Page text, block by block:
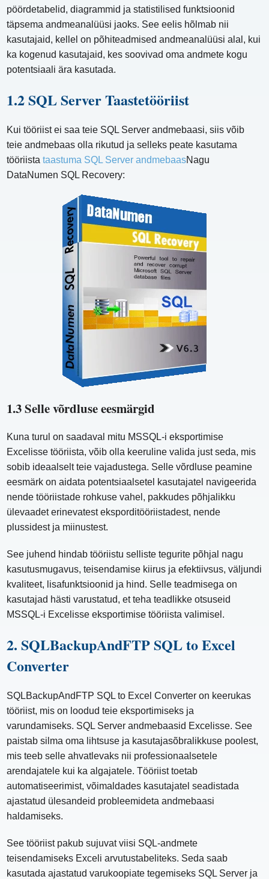
pöördetabelid, diagrammid ja statistilised funktsioonid
täpsema andmeanalüüsi jaoks. See eelis hõlmab nii
kasutajaid, kellel on põhiteadmised andmeanalüüsi alal, kui
ka kogenud kasutajaid, kes soovivad oma andmete kogu
potentsiaali ära kasutada.
1.2 SQL Server Taastetööriist
Kui tööriist ei saa teie SQL Server andmebaasi, siis võib
teie andmebaas olla rikutud ja selleks peate kasutama
tööriistataastuma SQL Server andmebaasNagu
DataNumen SQL Recovery:
1.3 Selle võrdluse eesmärgid
Kuna turul on saadaval mitu MSSQL-i eksportimise
Excelisse tööriista, võib olla keeruline valida just seda, mis
sobib ideaalselt teie vajadustega. Selle võrdluse peamine
eesmärk on aidata potentsiaalsetel kasutajatel navigeerida
nende tööriistade rohkuse vahel, pakkudes põhjalikku
ülevaadet erinevatest eksporditööriistadest, nende
plussidest ja miinustest.
See juhend hindab tööriistu selliste tegurite põhjal nagu
kasutusmugavus, teisendamise kiirus ja efektiivsus, väljundi
kvaliteet, lisafunktsioonid ja hind. Selle teadmisega on
kasutajad hästi varustatud, et teha teadlikke otsuseid
MSSQL-i Excelisse eksportimise tööriista valimisel.
2. SQLBackupAndFTP SQL to Excel
Converter
SQLBackupAndFTP SQL to Excel Converter on keerukas
tööriist, mis on loodud teie eksportimiseks ja
varundamiseks. SQL Server andmebaasid Excelisse. See
paistab silma oma lihtsuse ja kasutajasõbralikkuse poolest,
mis teeb selle ahvatlevaks nii professionaalsetele
arendajatele kui ka algajatele. Tööriist toetab
automatiseerimist, võimaldades kasutajatel seadistada
ajastatud ülesandeid probleemideta andmebaasi
haldamiseks.
See tööriist pakub sujuvat viisi SQL-andmete
teisendamiseks Exceli arvutustabeliteks. Seda saab
kasutada ajastatud varukoopiate tegemiseks SQL Server ja